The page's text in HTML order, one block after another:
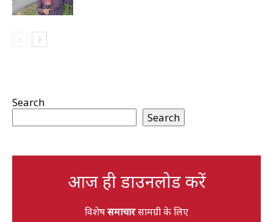
Search
Search
आज ही डाउनलोड करें
विशेषसमाचारसामग्री के लिए